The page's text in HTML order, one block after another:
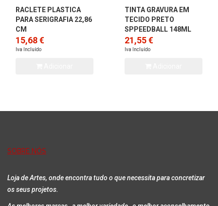
RACLETE PLASTICA
PARA SERIGRAFIA 22,86
CM
15,68 €
Iva Incluído
TINTA GRAVURA EM
TECIDO PRETO
SPPEEDBALL 148ML
21,55 €
Iva Incluído
SOBRE NÓS
Loja de Artes, onde encontra tudo o que necessita para concretizar
os seus projetos.